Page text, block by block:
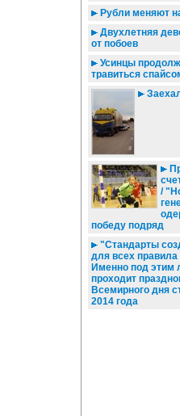
Рубли меняют
Двухлетняя
от побоев
Усинцы
травиться
/
победу подряд
"Стандарты
для всех
Именно под этим
проходит
Всемирного дня
2014 года